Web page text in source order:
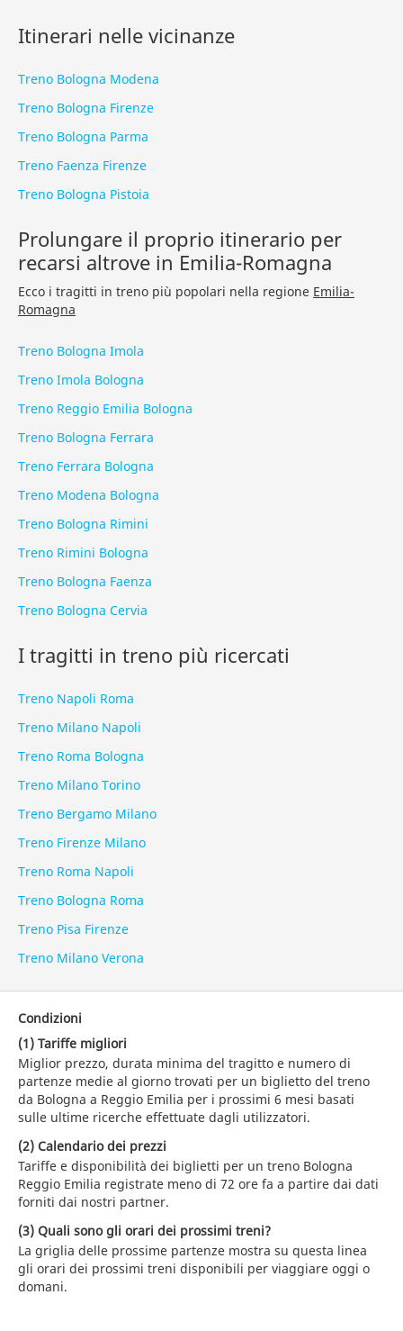
Itinerari nelle vicinanze
Treno Bologna Modena
Treno Bologna Firenze
Treno Bologna Parma
Treno Faenza Firenze
Treno Bologna Pistoia
Prolungare il proprio itinerario per
recarsi altrove in Emilia-Romagna
Ecco i tragitti in treno più popolari nella regione Emilia-
Romagna
Treno Bologna Imola
Treno Imola Bologna
Treno Reggio Emilia Bologna
Treno Bologna Ferrara
Treno Ferrara Bologna
Treno Modena Bologna
Treno Bologna Rimini
Treno Rimini Bologna
Treno Bologna Faenza
Treno Bologna Cervia
I tragitti in treno più ricercati
Treno Napoli Roma
Treno Milano Napoli
Treno Roma Bologna
Treno Milano Torino
Treno Bergamo Milano
Treno Firenze Milano
Treno Roma Napoli
Treno Bologna Roma
Treno Pisa Firenze
Treno Milano Verona
Condizioni
(1) Tariffe migliori
Miglior prezzo, durata minima del tragitto e numero di
partenze medie al giorno trovati per un biglietto del treno
da Bologna a Reggio Emilia per i prossimi 6 mesi basati
sulle ultime ricerche effettuate dagli utilizzatori.
(2) Calendario dei prezzi
Tariffe e disponibilità dei biglietti per un treno Bologna
Reggio Emilia registrate meno di 72 ore fa a partire dai dati
forniti dai nostri partner.
(3) Quali sono gli orari dei prossimi treni?
La griglia delle prossime partenze mostra su questa linea
gli orari dei prossimi treni disponibili per viaggiare oggi o
domani.